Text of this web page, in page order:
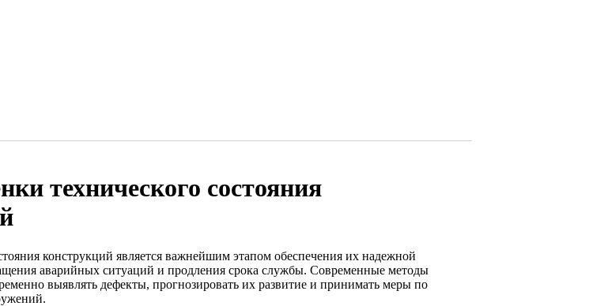
технического состояния
конструкций является важнейшим этапом обеспечения их надежной
аварийных ситуаций и продления срока службы. Современные методы
выявлять дефекты, прогнозировать их развитие и принимать меры по